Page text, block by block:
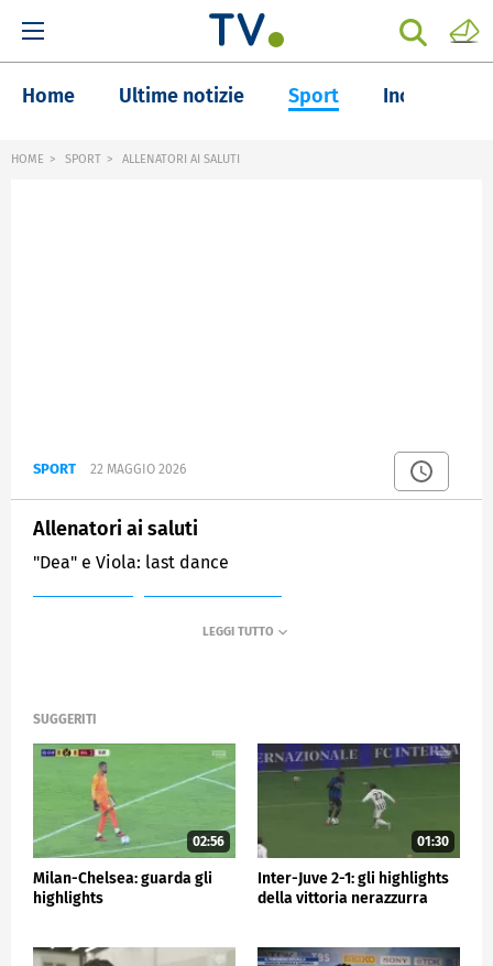
Home Ultime notizie Sport Inchieste
HOME SPORT ALLENATORI AI SALUTI
SPORT 22 MAGGIO 2026
Allenatori ai saluti
"Dea" e Viola: last dance
SUGGERITI
02:56
Milan-Chelsea: guarda gli
highlights
01:30
Inter-Juve 2-1: gli highlights
della vittoria nerazzurra